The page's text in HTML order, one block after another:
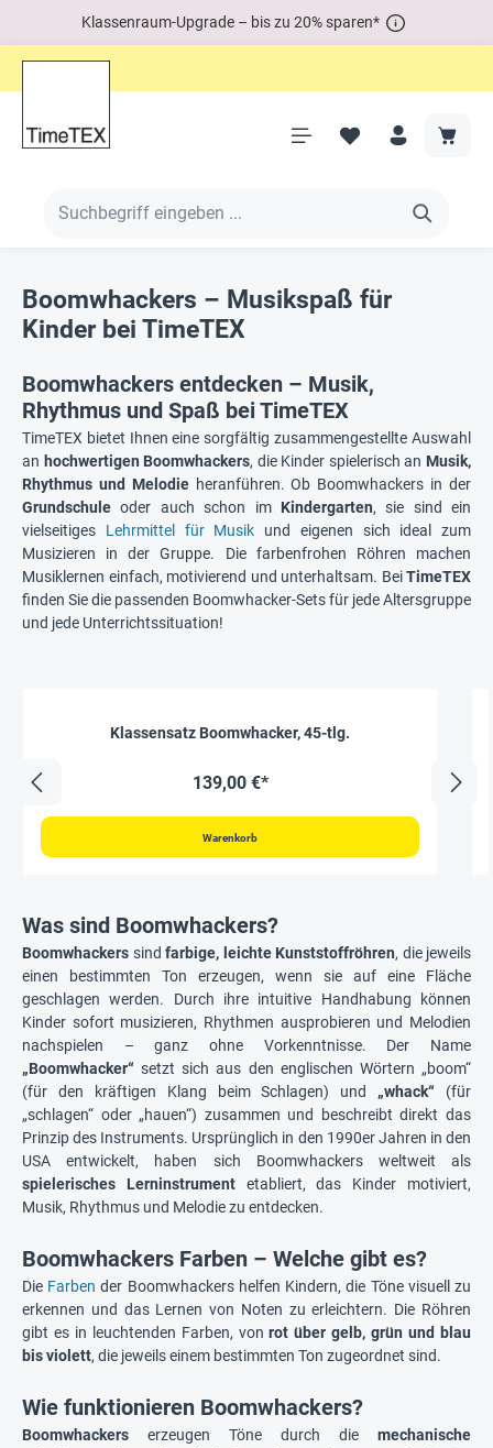
Klassenraum-Upgrade – bis zu 20% sparen*
Boomwhackers – Musikspaß für
Kinder bei TimeTEX
Boomwhackers entdecken – Musik,
Rhythmus und Spaß bei TimeTEX
TimeTEX bietet Ihnen eine sorgfältig zusammengestellte Auswahl
an hochwertigen Boomwhackers, die Kinder spielerisch an Musik,
Rhythmus und Melodieheranführen. Ob Boomwhackers in der
Grundschule oder auch schon im Kindergarten, sie sind ein
vielseitiges Lehrmittel für Musik und eigenen sich ideal zum
Musizieren in der Gruppe. Die farbenfrohen Röhren machen
Musiklernen einfach, motivierend und unterhaltsam. BeiTimeTEX
finden Sie die passenden Boomwhacker-Sets für jede Altersgruppe
und jede Unterrichtssituation!
Klassensatz Boomwhacker, 45-tlg.
139,00 €*
Warenkorb
Was sind Boomwhackers?
Boomwhackers sind farbige, leichte Kunststoffröhren, die jeweils
einen bestimmten Ton erzeugen, wenn sie auf eine Fläche
geschlagen werden. Durch ihre intuitive Handhabung können
Kinder sofort musizieren, Rhythmen ausprobieren und Melodien
nachspielen – ganz ohne Vorkenntnisse. Der Name
„Boomwhacker“ setzt sich aus den englischen Wörtern „boom“
(für den kräftigen Klang beim Schlagen) und „whack“ (für
„schlagen“ oder „hauen“) zusammen und beschreibt direkt das
Prinzip des Instruments. Ursprünglich in den 1990er Jahren in den
USA entwickelt, haben sich Boomwhackers weltweit als
spielerisches Lerninstrumentetabliert, das Kinder motiviert,
Musik, Rhythmus und Melodie zu entdecken.
Boomwhackers Farben – Welche gibt es?
Die Farben der Boomwhackers helfen Kindern, die Töne visuell zu
erkennen und das Lernen von Noten zu erleichtern. Die Röhren
gibt es in leuchtenden Farben, vonrot über gelb, grün und blau
bis violett, die jeweils einem bestimmten Ton zugeordnet sind.
Wie funktionieren Boomwhackers?
Boomwhackers erzeugen Töne durch die mechanische